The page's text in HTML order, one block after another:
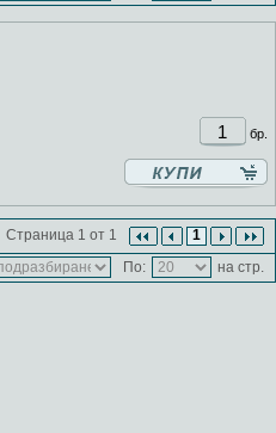
бр.
Страница 1 от 1
1
По: на стр.